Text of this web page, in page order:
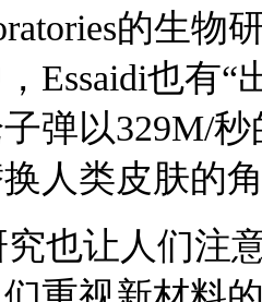
的生物
Essaidi也有
弹以329M/
人类皮肤的
也让人们注